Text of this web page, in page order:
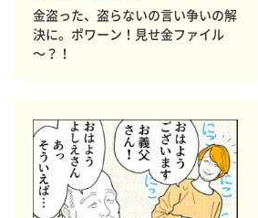
金盗った、盗らないの言い争いの解
決に。ポワーン！見せ金ファイル
～？！